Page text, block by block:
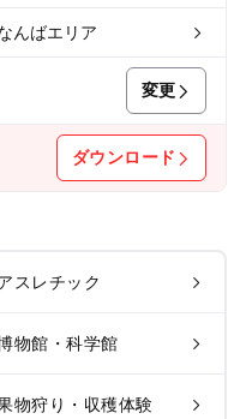
んばエリア
変更
ダウンロード
スレチック
物館・科学館
物狩り・収穫体験